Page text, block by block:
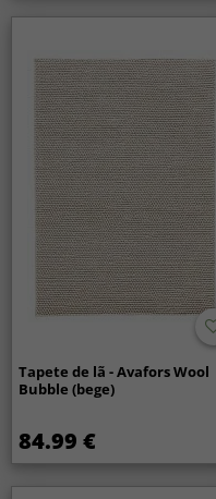
Tapete de lã - Avafors Wool
Bubble (bege)
84.99 €